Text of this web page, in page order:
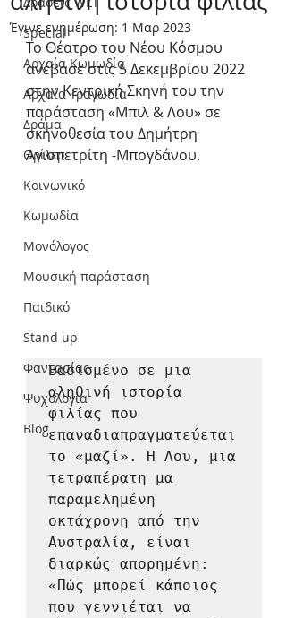
Special
Αρχαία Κωμωδία
Αρχαία Τραγωδία
Δράμα
Θρίλερ
Κοινωνικό
Κωμωδία
Μονόλογος
Μουσική παράσταση
Παιδικό
Stand up
Φαντασίας
Ψυχολογία
Blog
Έγινε ενημέρωση: 1 Μαρ 2023
Το Θέατρο του Νέου Κόσμου
ανέβασε στις 5 Δεκεμβρίου 2022
στην Κεντρική Σκηνή του την
παράσταση «Μπιλ & Λου» σε
σκηνοθεσία του Δημήτρη
Αγιοπετρίτη -Μπογδάνου.
Βασισμένο σε μια
αληθινή ιστορία
φιλίας που
επαναδιαπραγματεύεται
το «μαζί». Η Λου, μια
τετραπέρατη μα
παραμελημένη
οκτάχρονη από την
Αυστραλία, είναι
διαρκώς απορημένη:
«Πώς μπορεί κάποιος
που γεννιέται να